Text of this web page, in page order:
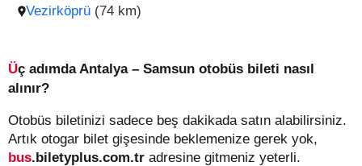
Vezirköprü (74 km)
Üç adımda Antalya – Samsun otobüs bileti nasıl
alınır?
Otobüs biletinizi sadece beş dakikada satın alabilirsiniz.
Artık otogar bilet gişesinde beklemenize gerek yok,
bus.biletyplus.com.tr adresine gitmeniz yeterli.